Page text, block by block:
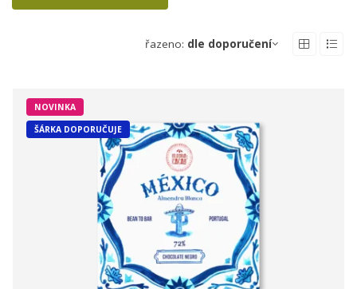
řazeno: dle doporučení
NOVINKA
ŠÁRKA DOPORUČUJE